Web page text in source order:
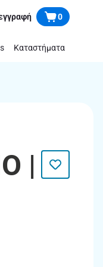
0
Καταστήματα
|